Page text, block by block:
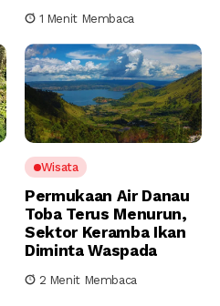
1 Menit Membaca
Wisata
Permukaan Air Danau
Toba Terus Menurun,
Sektor Keramba Ikan
Diminta Waspada
2 Menit Membaca